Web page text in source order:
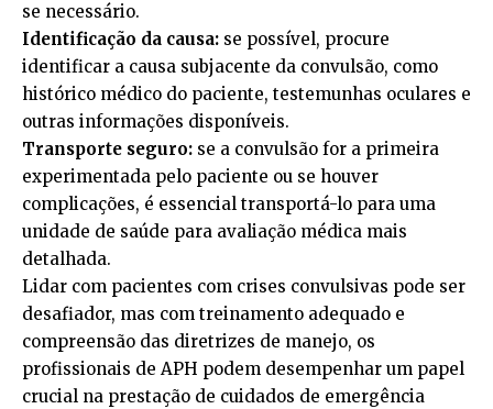
se necessário.
Identificação da causa: se possível, procure
identificar a causa subjacente da convulsão, como
histórico médico do paciente, testemunhas oculares e
outras informações disponíveis.
Transporte seguro: se a convulsão for a primeira
experimentada pelo paciente ou se houver
complicações, é essencial transportá-lo para uma
unidade de saúde para avaliação médica mais
detalhada.
Lidar com pacientes com crises convulsivas pode ser
desafiador, mas com treinamento adequado e
compreensão das diretrizes de manejo, os
profissionais de APH podem desempenhar um papel
crucial na prestação de cuidados de emergência